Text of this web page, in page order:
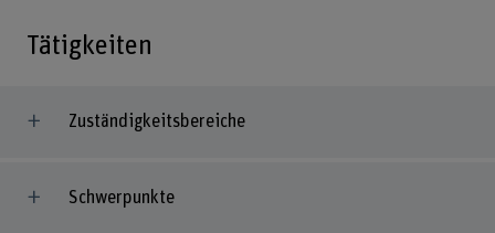
Tätigkeiten
Zuständigkeitsbereiche
Schwerpunkte